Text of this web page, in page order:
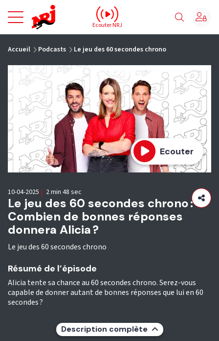
NRJ - Accueil
Ecouter NRJ
Accueil Podcasts Le jeu des 60 secondes chrono
Ecouter
Le jeu des 60 secondes chrono :
Combien de bonnes réponses
donnera Alicia ?
Le jeu des 60 secondes chrono
10-04-2025 | 2 min 48 sec
Résumé de l’épisode
Alicia tente sa chance au 60 secondes chrono. Serez-vous
capable de donner autant de bonnes réponses que lui en 60
secondes ?
Description complète